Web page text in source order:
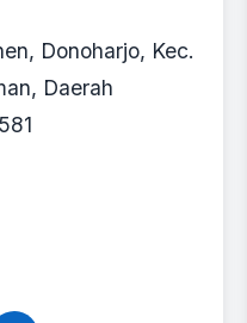
Donoharjo, Kec.
Daerah